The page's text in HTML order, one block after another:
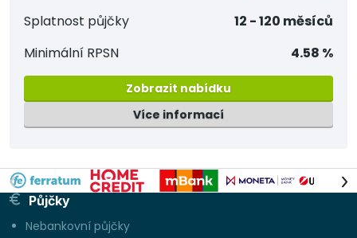
Splatnost půjčky
12 - 120 měsíců
Minimální RPSN
4.58 %
Zobrazit nabídku
Více informací
Půjčky
Nebankovní půjčky